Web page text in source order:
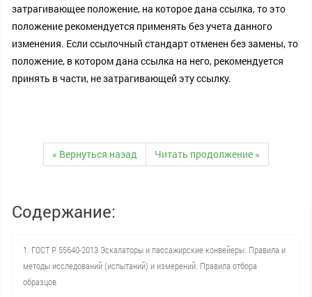
затрагивающее положение, на которое дана ссылка, то это
положение рекомендуется применять без учета данного
изменения. Если ссылочный стандарт отменен без замены, то
положение, в котором дана ссылка на него, рекомендуется
принять в части, не затрагивающей эту ссылку.
« Вернуться назад Читать продолжение »
Содержание:
1. ГОСТ Р 55640-2013 Эскалаторы и пассажирские конвейеры. Правила и
методы исследований (испытаний) и измерений. Правила отбора
образцов